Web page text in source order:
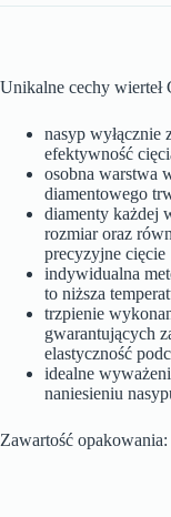
Unikalne cechy wierteł
nasyp wyłącznie
efektywność
osobna warstwa
diamentowego
diamenty każdej
rozmiar oraz
precyzyjne cięcie
indywidualna
to niższa
trzpienie
gwarantujących
elastyczność
idealne
naniesieniu
Zawartość